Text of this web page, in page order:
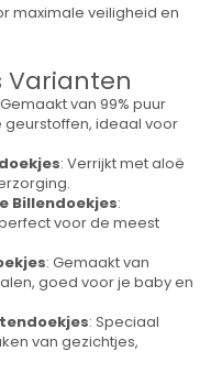
maximale veiligheid en
Varianten
Gemaakt van 99% puur
ideaal voor
: Verrijkt met aloë
Billendoekjes:
voor de meest
: Gemaakt van
goed voor je baby en
: Speciaal
van gezichtjes,